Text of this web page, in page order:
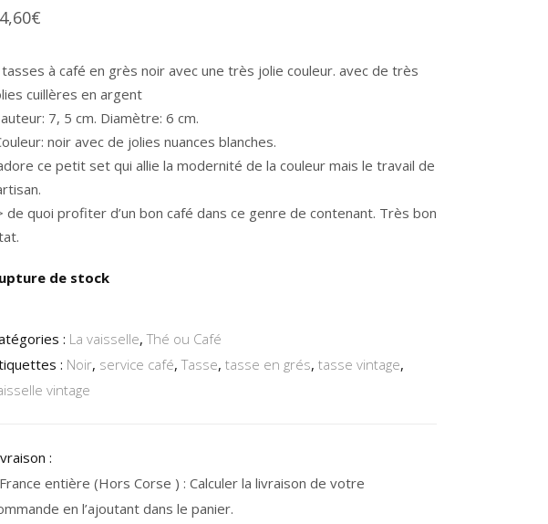
€
à café en grès noir avec une très jolie couleur. avec de très
cuillères en argent
7, 5 cm. Diamètre: 6 cm.
noir avec de jolies nuances blanches.
ce petit set qui allie la modernité de la couleur mais le travail de
de quoi profiter d’un bon café dans ce genre de contenant. Très bon
de stock
: La vaisselle,Thé ou Café
: Noir, service café,Tasse, tasse en grés, tasse vintage,
vintage
:
entière (Hors Corse ) : Calculer la livraison de votre
en l’ajoutant dans le panier.